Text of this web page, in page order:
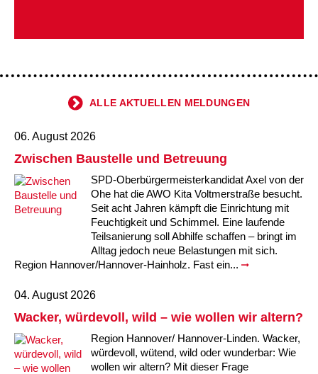
“Mäuseburg” / Familienzentrum
Kindertagesstätte König-Ludwig-Straße
Kindertagesstätte Langes Feld “Deisterspatzen”
Kindertagesstätte Moorlilienweg /
Familienzentrum
Kindertagesstätte Petermannstraße /
Familienzentrum
Kindertagesstätte Pfarrlandplatz
Kindertagesstätte Rosenbergstraße
Krippe Schleswiger Straße
Kindertagesstätte Schneiderberg
Kindertagesstätte Sylter Weg
Kindertagesstätte Hiltrud-Grote-Weg
Kindertagesstätte Ibykusweg / Familienzentrum
Kindertagesstätte Johannes-Lau-Hof
Kindertagesstätte Kapellenbrink /
Familienzentrum
Kindertagesstätte Klaus-Müller-Kilian-Weg /
“Mäuseburg” / Familienzentrum
Kindertagesstätte König-Ludwig-Straße
Kindertagesstätte Langes Feld “Deisterspatzen”
Kindertagesstätte Levester Straße
Offene Sprach-Sprechstunde
Kindertagesstätte Moorlilienweg /
Familienzentrum
Kindertagesstätte Mühenkamp / Familienzentrum
ALLE AKTUELLEN MELDUNGEN
06. August 2026
Zwischen Baustelle und Betreuung
SPD-Oberbürgermeisterkandidat Axel von der
Ohe hat die AWO Kita Voltmerstraße besucht.
Seit acht Jahren kämpft die Einrichtung mit
Feuchtigkeit und Schimmel. Eine laufende
Teilsanierung soll Abhilfe schaffen – bringt im
Alltag jedoch neue Belastungen mit sich.
Region Hannover/Hannover-Hainholz. Fast ein...
04. August 2026
Wacker, würdevoll, wild – wie wollen wir altern?
Region Hannover/ Hannover-Linden. Wacker,
würdevoll, wütend, wild oder wunderbar: Wie
wollen wir altern? Mit dieser Frage